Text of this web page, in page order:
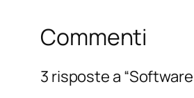
Commenti
3 risposte a